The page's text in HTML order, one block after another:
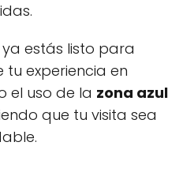
estás listo para
experiencia en
el uso de la zona azul
que tu visita sea